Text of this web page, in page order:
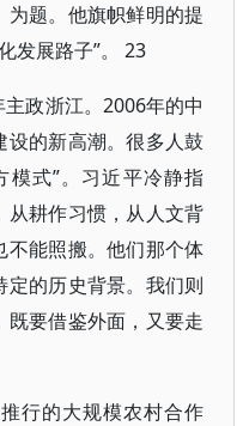
为题。他旗帜鲜明的提
发展路子”。 23
政浙江。2006年的中
的新高潮。很多人鼓
模式”。习近平冷静指
从耕作习惯，从人文背
能照搬。他们那个体
的历史背景。我们则
要借鉴外面，又要走
行的大规模农村合作